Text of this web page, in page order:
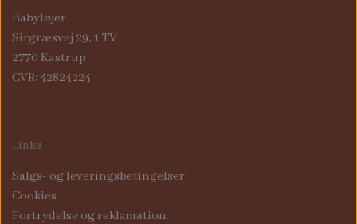
Babyløjer
Sirgræsvej 29, 1 TV
2770 Kastrup
CVR: 42824224
Links
Salgs- og leveringsbetingelser
Cookies
Fortrydelse og reklamation